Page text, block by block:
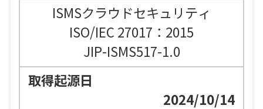
ISMSクラウドセキュリティ
ISO/IEC 27017：2015
JIP-ISMS517-1.0
2024/10/14